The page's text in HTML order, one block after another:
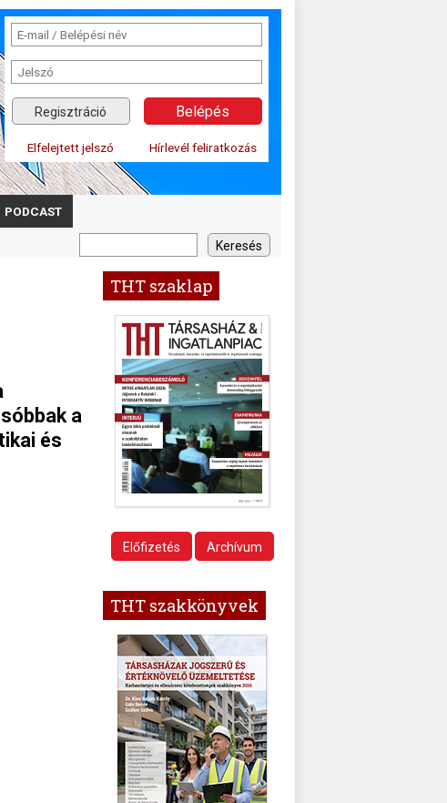
Regisztráció
Elfelejtett jelszó Hírlevél feliratkozás
PODCAST
a
és
THT szaklap
Előfizetés Archívum
THT szakkönyvek